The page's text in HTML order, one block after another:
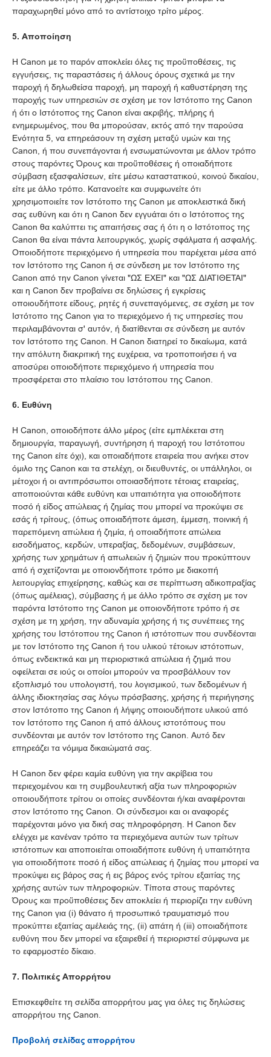
παραχωρηθεί μόνο από το αντίστοιχο τρίτο μέρος.
5. Αποποίηση
Η Canon με το παρόν αποκλείει όλες τις προϋποθέσεις, τις
εγγυήσεις, τις παραστάσεις ή άλλους όρους σχετικά με την
παροχή ή δηλωθείσα παροχή, μη παροχή ή καθυστέρηση της
παροχής των υπηρεσιών σε σχέση με τον Ιστότοπο της Canon
ή ότι ο Ιστότοπος της Canon είναι ακριβής, πλήρης ή
ενημερωμένος, που θα μπορούσαν, εκτός από την παρούσα
Ενότητα 5, να επηρεάσουν τη σχέση μεταξύ υμών και της
Canon, ή που συνεπάγονται ή ενσωματώνονται με άλλον τρόπο
στους παρόντες Όρους και προϋποθέσεις ή οποιαδήποτε
σύμβαση εξασφαλίσεων, είτε μέσω καταστατικού, κοινού δικαίου,
είτε με άλλο τρόπο. Κατανοείτε και συμφωνείτε ότι
χρησιμοποιείτε τον Ιστότοπο της Canon με αποκλειστικά δική
σας ευθύνη και ότι η Canon δεν εγγυάται ότι ο Ιστότοπος της
Canon θα καλύπτει τις απαιτήσεις σας ή ότι η ο Ιστότοπος της
Canon θα είναι πάντα λειτουργικός, χωρίς σφάλματα ή ασφαλής.
Οποιοδήποτε περιεχόμενο ή υπηρεσία που παρέχεται μέσα από
τον Ιστότοπο της Canon ή σε σύνδεση με τον Ιστότοπο της
Canon από την Canon γίνεται "ΩΣ ΕΧΕΙ" και "ΩΣ ΔΙΑΤΙΘΕΤΑΙ"
και η Canon δεν προβαίνει σε δηλώσεις ή εγκρίσεις
οποιουδήποτε είδους, ρητές ή συνεπαγόμενες, σε σχέση με τον
Ιστότοπο της Canon για το περιεχόμενο ή τις υπηρεσίες που
περιλαμβάνονται σ' αυτόν, ή διατίθενται σε σύνδεση με αυτόν
τον Ιστότοπο της Canon. Η Canon διατηρεί το δικαίωμα, κατά
την απόλυτη διακριτική της ευχέρεια, να τροποποιήσει ή να
αποσύρει οποιοδήποτε περιεχόμενο ή υπηρεσία που
προσφέρεται στο πλαίσιο του Ιστότοπου της Canon.
6. Ευθύνη
Η Canon, οποιοδήποτε άλλο μέρος (είτε εμπλέκεται στη
δημιουργία, παραγωγή, συντήρηση ή παροχή του Ιστότοπου
της Canon είτε όχι), και οποιαδήποτε εταιρεία που ανήκει στον
όμιλο της Canon και τα στελέχη, οι διευθυντές, οι υπάλληλοι, οι
μέτοχοι ή οι αντιπρόσωποι οποιασδήποτε τέτοιας εταιρείας,
αποποιούνται κάθε ευθύνη και υπαιτιότητα για οποιοδήποτε
ποσό ή είδος απώλειας ή ζημίας που μπορεί να προκύψει σε
εσάς ή τρίτους, (όπως οποιαδήποτε άμεση, έμμεση, ποινική ή
παρεπόμενη απώλεια ή ζημία, ή οποιαδήποτε απώλεια
εισοδήματος, κερδών, υπεραξίας, δεδομένων, συμβάσεων,
χρήσης των χρημάτων ή απωλειών ή ζημιών που προκύπτουν
από ή σχετίζονται με οποιονδήποτε τρόπο με διακοπή
λειτουργίας επιχείρησης, καθώς και σε περίπτωση αδικοπραξίας
(όπως αμέλειας), σύμβασης ή με άλλο τρόπο σε σχέση με τον
παρόντα Ιστότοπο της Canon με οποιονδήποτε τρόπο ή σε
σχέση με τη χρήση, την αδυναμία χρήσης ή τις συνέπειες της
χρήσης του Ιστότοπου της Canon ή ιστότοπων που συνδέονται
με τον Ιστότοπο της Canon ή του υλικού τέτοιων ιστότοπων,
όπως ενδεικτικά και μη περιοριστικά απώλεια ή ζημιά που
οφείλεται σε ιούς οι οποίοι μπορούν να προσβάλλουν τον
εξοπλισμό του υπολογιστή, του λογισμικού, των δεδομένων ή
άλλης ιδιοκτησίας σας λόγω πρόσβασης, χρήσης ή περιήγησης
στον Ιστότοπο της Canon ή λήψης οποιουδήποτε υλικού από
τον Ιστότοπο της Canon ή από άλλους ιστοτόπους που
συνδέονται με αυτόν τον Ιστότοπο της Canon. Αυτό δεν
επηρεάζει τα νόμιμα δικαιώματά σας.
Η Canon δεν φέρει καμία ευθύνη για την ακρίβεια του
περιεχομένου και τη συμβουλευτική αξία των πληροφοριών
οποιουδήποτε τρίτου οι οποίες συνδέονται ή/και αναφέρονται
στον Ιστότοπο της Canon. Οι σύνδεσμοι και οι αναφορές
παρέχονται μόνο για δική σας πληροφόρηση. Η Canon δεν
ελέγχει με κανέναν τρόπο τα περιεχόμενα αυτών των τρίτων
ιστότοπων και αποποιείται οποιαδήποτε ευθύνη ή υπαιτιότητα
για οποιοδήποτε ποσό ή είδος απώλειας ή ζημίας που μπορεί να
προκύψει εις βάρος σας ή εις βάρος ενός τρίτου εξαιτίας της
χρήσης αυτών των πληροφοριών. Τίποτα στους παρόντες
Όρους και προϋποθέσεις δεν αποκλείει ή περιορίζει την ευθύνη
της Canon για (i) θάνατο ή προσωπικό τραυματισμό που
προκύπτει εξαιτίας αμέλειάς της, (ii) απάτη ή (iii) οποιαδήποτε
ευθύνη που δεν μπορεί να εξαιρεθεί ή περιοριστεί σύμφωνα με
το εφαρμοστέο δίκαιο.
7. Πολιτικές Απορρήτου
Επισκεφθείτε τη σελίδα απορρήτου μας για όλες τις δηλώσεις
απορρήτου της Canon.
Προβολή σελίδας απορρήτου